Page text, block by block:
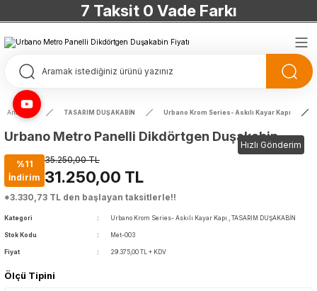
7 Taksit 0 Vade Farkı
TÜRKİYE’NİN HERYERİNE ÜCRETSİZ KARGO
TÜRKİYE’NİN HERYERİNE ÜCRETSİZ KARGO
TÜRKİYE’NİN HERYERİNE ÜCRETSİZ KARGO
TÜRKİYE’NİN HERYERİNE ÜCRETSİZ KARGO
Anasayfa TASARIM DUŞAKABİN Urbano Krom Series- Askılı Kayar Kapı
Hızlı Gönderim
Urbano Metro Panelli Dikdörtgen Duşakabin
%11
İndirim
35.250,00 TL
31.250,00 TL
*3.330,73 TL den başlayan taksitlerle!!
Kategori Urbano Krom Series- Askılı Kayar Kapı , TASARIM DUŞAKABİN
Stok Kodu Met-003
Fiyat 29.375,00 TL + KDV
Ölçü Tipini